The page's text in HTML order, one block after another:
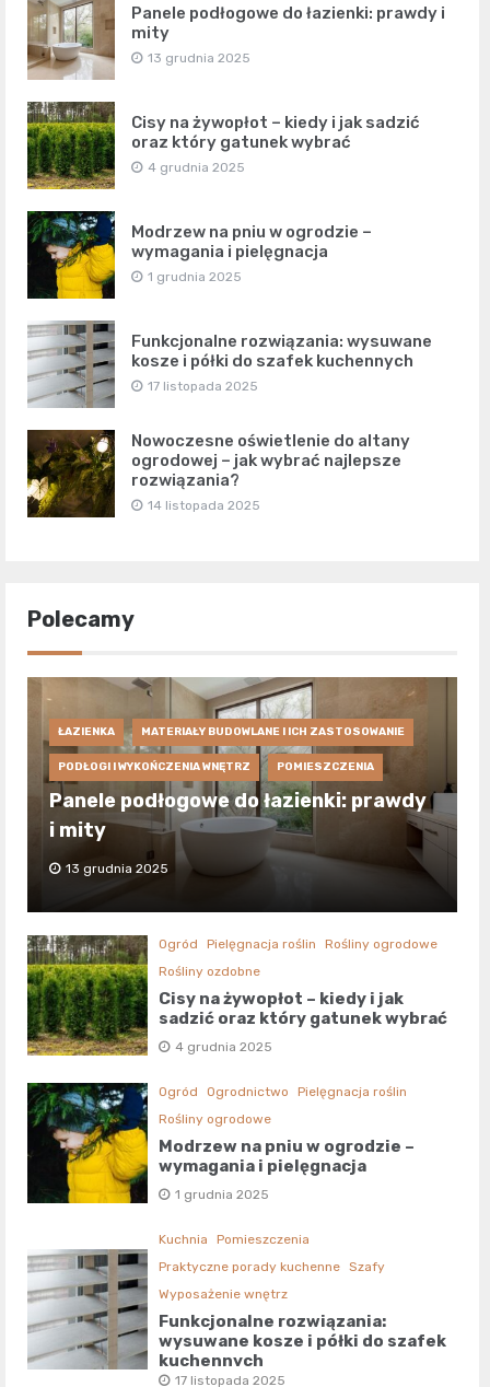
Panele podłogowe do łazienki: prawdy i
mity
13 grudnia 2025
Cisy na żywopłot – kiedy i jak sadzić
oraz który gatunek wybrać
4 grudnia 2025
Modrzew na pniu w ogrodzie –
wymagania i pielęgnacja
1 grudnia 2025
Funkcjonalne rozwiązania: wysuwane
kosze i półki do szafek kuchennych
17 listopada 2025
Nowoczesne oświetlenie do altany
ogrodowej – jak wybrać najlepsze
rozwiązania?
14 listopada 2025
Polecamy
ŁAZIENKA MATERIAŁY BUDOWLANE I ICH ZASTOSOWANIE
PODŁOGI I WYKOŃCZENIA WNĘTRZ POMIESZCZENIA
Panele podłogowe do łazienki: prawdy
i mity
13 grudnia 2025
Ogród Pielęgnacja roślin
Rośliny ogrodowe
Rośliny ozdobne
Cisy na żywopłot – kiedy i jak
sadzić oraz który gatunek wybrać
4 grudnia 2025
Ogród Ogrodnictwo
Pielęgnacja roślin
Rośliny ogrodowe
Modrzew na pniu w ogrodzie –
wymagania i pielęgnacja
1 grudnia 2025
Kuchnia
Pomieszczenia
Praktyczne porady kuchenne Szafy
Wyposażenie wnętrz
Funkcjonalne rozwiązania:
wysuwane kosze i półki do szafek
kuchennych
17 listopada 2025